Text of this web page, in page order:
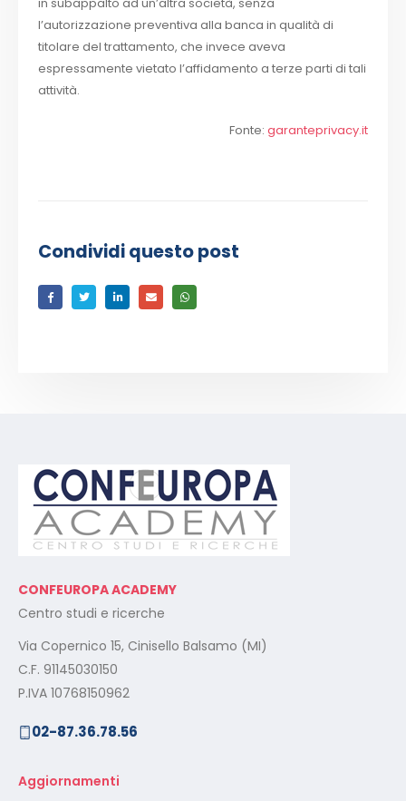
l’autorizzazione preventiva alla banca in qualità di
titolare del trattamento, che invece aveva
espressamente vietato l’affidamento a terze parti di tali
attività.
Fonte: garanteprivacy.it
Condividi questo post
CONFEUROPA ACADEMY
Centro studi e ricerche
Via Copernico 15, Cinisello Balsamo (MI)
C.F. 91145030150
P.IVA 10768150962
02-87.36.78.56
Aggiornamenti